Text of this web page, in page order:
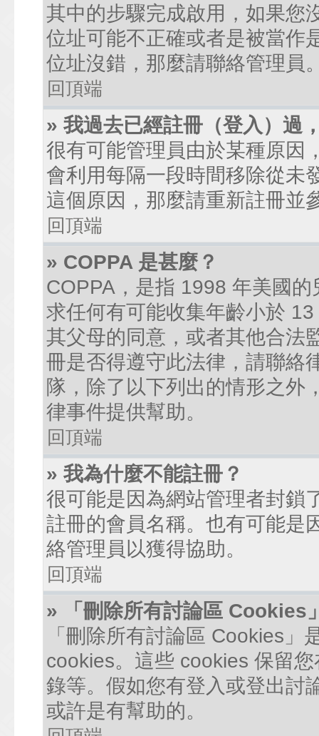
其中的步驟完成啟用，如果您
位址可能不正確或者是被當作
位址沒錯，那麼請聯絡管理員
回頂端
» 我過去已經註冊（登入）過
很有可能管理員由於某種原因
會利用每隔一段時間移除從未
這個原因，那麼請重新註冊並
回頂端
» COPPA 是甚麼？
COPPA，是指 1998 年美國
求任何有可能收集年齡小於
其父母的同意，或者其他合法
冊是否得遵守此法律，請聯絡
隊，除了以下列出的情形之外
律事件提供幫助。
回頂端
» 我為什麼不能註冊？
很可能是因為網站管理者封鎖
註冊的會員名稱。也有可能是
絡管理員以獲得協助。
回頂端
» 「刪除所有討論區 Cookies
「刪除所有討論區 Cookies
cookies。這些 cookies 保留
錄等。假如您有登入或登出討
或許是有幫助的。